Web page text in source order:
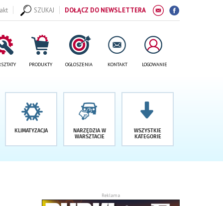
DOŁĄCZ DO NEWSLETTERA
SZUKAJ
PRODUKTY OGŁOSZENIA KONTAKT LOGOWANIE
KLIMATYZACJA
NARZĘDZIA W
WARSZTACIE
WSZYSTKIE
KATEGORIE
Reklama